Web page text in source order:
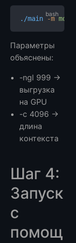
./main -m
Параметры
объяснены:
-ngl 999 →
выгрузка
на GPU
-c 4096 →
длина
контекста
Шаг 4:
Запуск
с
помощ